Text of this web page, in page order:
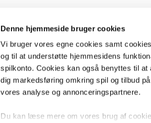
Denne hjemmeside bruger cookies
Vi bruger vores egne cookies samt
og til at understøtte hjemmesidens
spilkonto. Cookies kan også benyttes til
dig markedsføring omkring spil og tilbud
vores analyse og annonceringspartnere.
Du kan læse mere om vores brug af